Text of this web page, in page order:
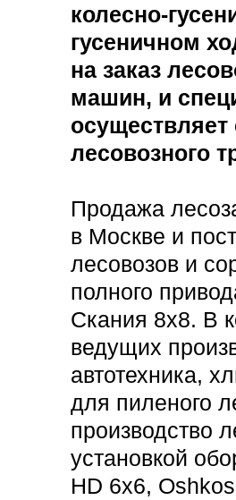
колесно-
гусеничном
на заказ
машин, и
лесовозного
Продажа
в Москве и
лесовозов и
полного
Скания 8х8. В
ведущих
автотехника,
для пиленого
производство
установкой
HD 6x6,